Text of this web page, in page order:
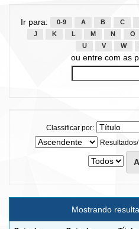
Ir para: 0-9 A B C
J
K L M N O
U
V W
ou entre com as
Classificar por:
Mostrando